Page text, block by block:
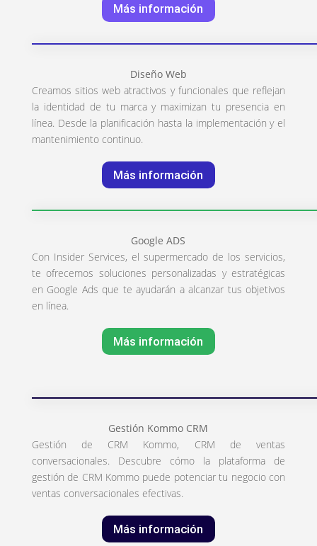
Más información
Diseño Web
Creamos sitios web atractivos y funcionales que reflejan
la identidad de tu marca y maximizan tu presencia en
línea. Desde la planificación hasta la implementación y el
mantenimiento continuo.
Más información
Google ADS
Con Insider Services, el supermercado de los servicios,
te ofrecemos soluciones personalizadas y estratégicas
en Google Ads que te ayudarán a alcanzar tus objetivos
en línea.
Más información
Gestión Kommo CRM
Gestión de CRM Kommo, CRM de ventas
conversacionales. Descubre cómo la plataforma de
gestión de CRM Kommo puede potenciar tu negocio con
ventas conversacionales efectivas.
Más información